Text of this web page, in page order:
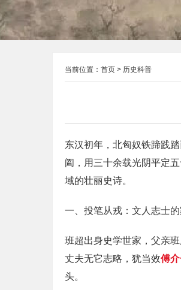
当前位置： 首页 > 历史科普
东汉初年，北匈奴铁蹄践
阖，用三十余载光阴平定
域的壮丽史诗。
一、投笔从戎：文人志士
班超出身史学世家，父亲
丈夫无它志略，犹当效傅
头。